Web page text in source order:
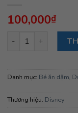
100,000₫
Đũa gỗ Frozen 2
Danh mục: Bé ăn dặm,
Thương hiệu: Disney